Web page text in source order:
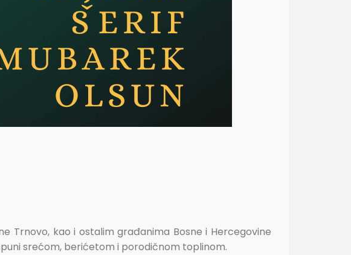
Trnovo, kao i ostalim građanima Bosne i Hercegovine
srećom, berićetom i porodičnom toplinom.